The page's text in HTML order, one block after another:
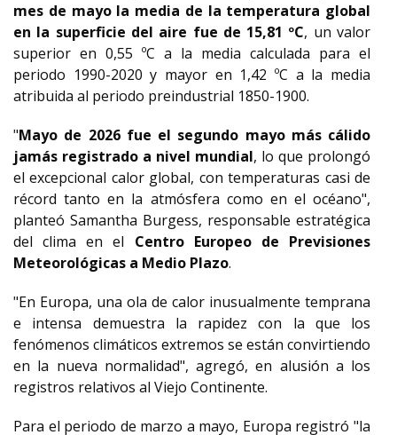
mes de mayo la media de la temperatura global
en la superficie del aire fue de 15,81 ºC, un valor
superior en 0,55 ºC a la media calculada para el
periodo 1990-2020 y mayor en 1,42 ºC a la media
atribuida al periodo preindustrial 1850-1900.
"Mayo de 2026 fue el segundo mayo más cálido
jamás registrado a nivel mundial, lo que prolongó
el excepcional calor global, con temperaturas casi de
récord tanto en la atmósfera como en el océano",
planteó Samantha Burgess, responsable estratégica
del clima en el Centro Europeo de Previsiones
Meteorológicas a Medio Plazo.
"En Europa, una ola de calor inusualmente temprana
e intensa demuestra la rapidez con la que los
fenómenos climáticos extremos se están convirtiendo
en la nueva normalidad", agregó, en alusión a los
registros relativos al Viejo Continente.
Para el periodo de marzo a mayo, Europa registró "la